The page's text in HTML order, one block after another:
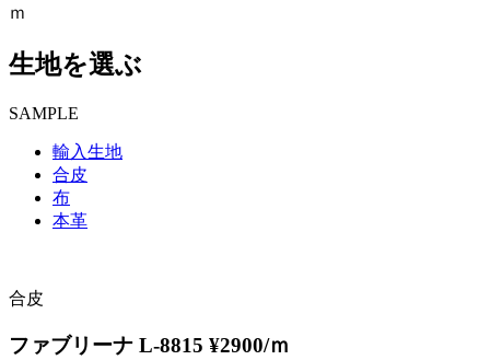
ｍ
生地を選ぶ
SAMPLE
輸入生地
合皮
布
本革
合皮
ファブリーナ L-8815 ¥2900/ｍ